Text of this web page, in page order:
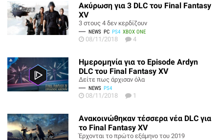
Ακύρωση για 3 DLC του Final Fantasy
XV
3 στους 4 δεν κερδίζουν
NEWS PC PS4 XBOX ONE
08/11/2018 4
Ημερομηνία για το Episode Ardyn
DLC του Final Fantasy XV
Δείτε πως άρχισαν όλα
NEWS PS4
08/11/2018 1
Ανακοινώθηκαν τέσσερα νέα DLC για
το Final Fantasy XV
Έρχονται το πρώτο εξάμηνο του 2019